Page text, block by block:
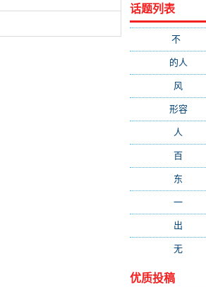
话题列表
不(1048)
的人
风
形容(281)
人
百
东
一
出
无
优质投稿